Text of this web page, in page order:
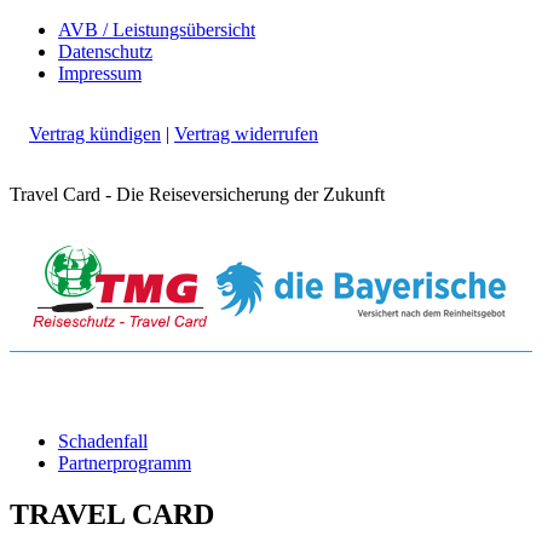
AVB / Leistungsübersicht
Datenschutz
Impressum
Vertrag kündigen | Vertrag widerrufen
Travel Card - Die Reiseversicherung der Zukunft
Schadenfall
Partnerprogramm
TRAVEL CARD